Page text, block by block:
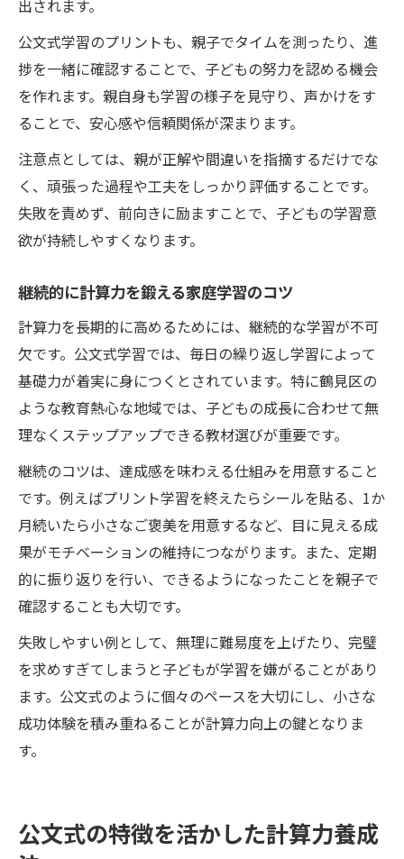
出されます。
公文式学習のプリントも、親子でタイムを測ったり、進
捗を一緒に確認することで、子どもの努力を認める機会
を作れます。親自身も学習の様子を見守り、声かけをす
ることで、安心感や信頼関係が深まります。
注意点としては、親が正解や間違いを指摘するだけでな
く、頑張った過程や工夫をしっかり評価することです。
失敗を責めず、前向きに励ますことで、子どもの学習意
欲が持続しやすくなります。
継続的に計算力を鍛える家庭学習のコツ
計算力を長期的に高めるためには、継続的な学習が不可
欠です。公文式学習では、毎日の繰り返し学習によって
基礎力が着実に身につくとされています。特に鶴見区の
ような教育熱心な地域では、子どもの成長に合わせて無
理なくステップアップできる教材選びが重要です。
継続のコツは、達成感を味わえる仕組みを用意すること
です。例えばプリント学習を終えたらシールを貼る、1か
月続いたら小さなご褒美を用意するなど、目に見える成
果がモチベーションの維持につながります。また、定期
的に振り返りを行い、できるようになったことを親子で
確認することも大切です。
失敗しやすい例として、無理に難易度を上げたり、完璧
を求めすぎてしまうと子どもが学習を嫌がることがあり
ます。公文式のように個々のペースを大切にし、小さな
成功体験を積み重ねることが計算力向上の鍵となりま
す。
公文式の特徴を活かした計算力養成